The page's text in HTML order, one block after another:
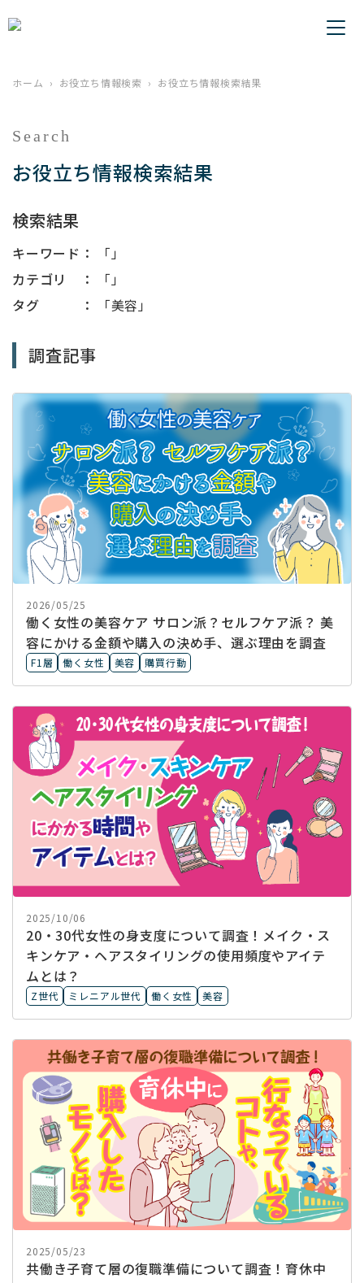
ホーム お役立ち情報検索 お役立ち情報検索結果
Search
お役立ち情報検索結果
検索結果
キーワード：
「」
カテゴリ ：
「」
タグ ：
「美容」
調査記事
2026/05/25
働く女性の美容ケア サロン派？セルフケア派？ 美
容にかける金額や購入の決め手、選ぶ理由を調査
F1層 働く女性 美容 購買行動
2025/10/06
20・30代女性の身支度について調査！メイク・ス
キンケア・ヘアスタイリングの使用頻度やアイテ
ムとは？
Z世代 ミレニアル世代 働く女性 美容
2025/05/23
共働き子育て層の復職準備について調査！育休中